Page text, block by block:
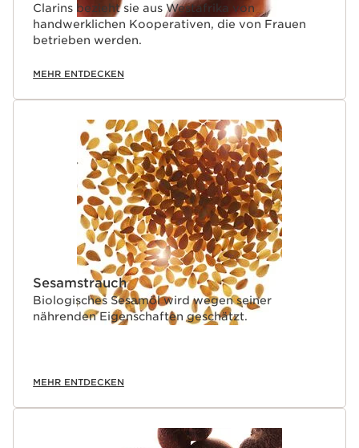
Clarins bezieht sie aus Westafrika von
handwerklichen Kooperativen, die von Frauen
betrieben werden.
MEHR ENTDECKEN
Sesamstrauch
Biologisches Sesamöl wird wegen seiner
nährenden Eigenschaften geschätzt.
MEHR ENTDECKEN